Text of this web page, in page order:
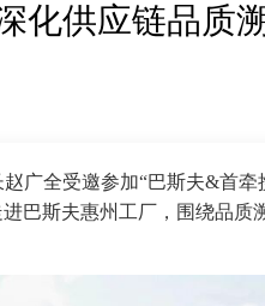
化供应链品质
广全受邀参加“巴斯夫&首牵
巴斯夫惠州工厂，围绕品质